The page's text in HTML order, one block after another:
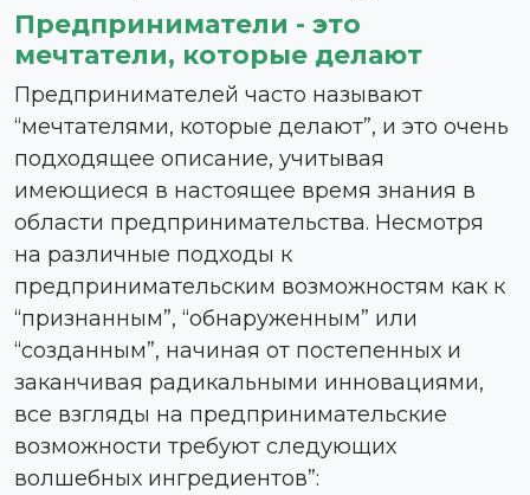
Предприниматели - это
мечтатели, которые делают
Предпринимателей часто называют
“мечтателями, которые делают”, и это очень
подходящее описание, учитывая
имеющиеся в настоящее время знания в
области предпринимательства. Несмотря
на различные подходы к
предпринимательским возможностям как к
“признанным”, “обнаруженным” или
“созданным”, начиная от постепенных и
заканчивая радикальными инновациями,
все взгляды на предпринимательские
возможности требуют следующих
волшебных ингредиентов”: